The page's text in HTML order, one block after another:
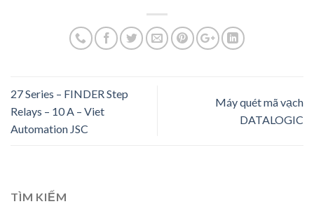
27 Series – FINDER Step
Relays – 10 A – Viet
Automation JSC
Máy quét mã vạch
DATALOGIC
TÌM KIẾM